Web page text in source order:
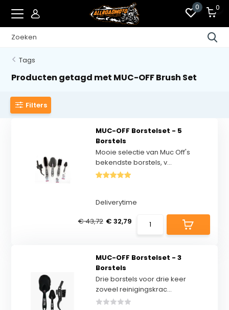
0 0
Tags
Producten getagd met MUC-OFF Brush Set
Filters
MUC-OFF Borstelset - 5
Borstels
Mooie selectie van Muc Off's
bekendste borstels, v...
Deliverytime
€ 43,72 € 32,79
MUC-OFF Borstelset - 3
Borstels
Drie borstels voor drie keer
zoveel reinigingskrac...